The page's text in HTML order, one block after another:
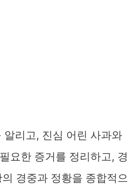
리고, 진심 어린 사과와
요한 증거를 정리하고, 경
경중과 정황을 종합적으